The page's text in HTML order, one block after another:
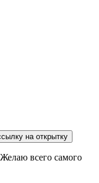
на открытку
всего самого